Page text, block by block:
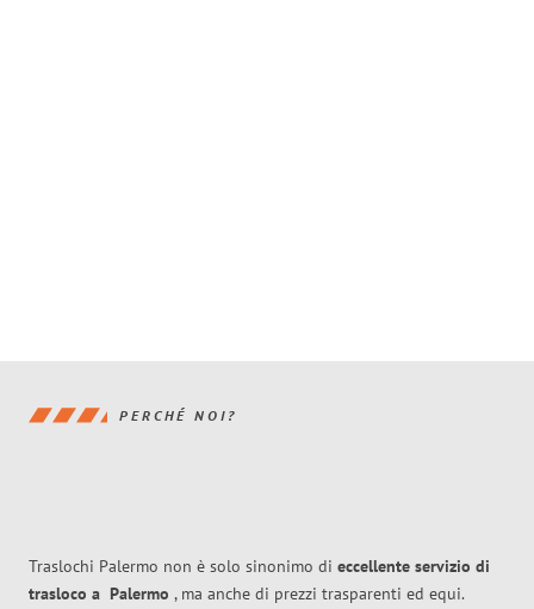
PERCHÉ NOI?
Traslochi Palermo non è solo sinonimo di eccellente servizio di
trasloco a Palermo , ma anche di prezzi trasparenti ed equi.